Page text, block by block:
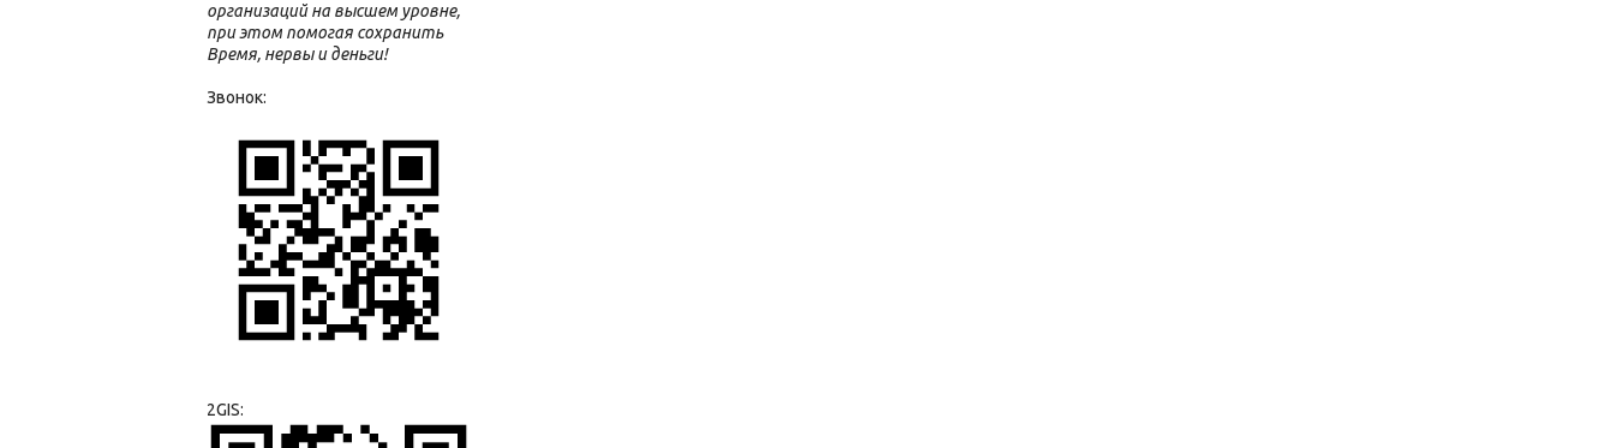
организаций на высшем уровне,
при этом помогая сохранить
Время, нервы и деньги!
Звонок:
2GIS: